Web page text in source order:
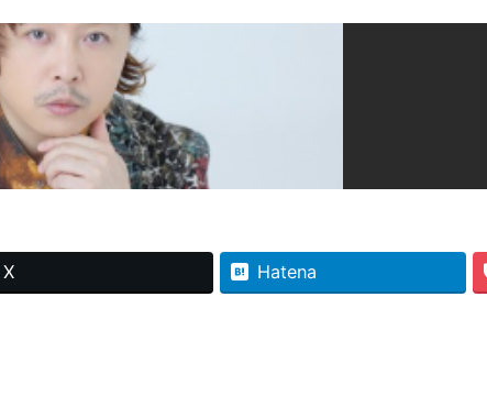
X Hatena